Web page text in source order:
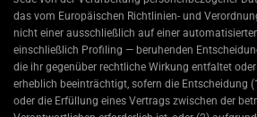
das vom Europäischen Richtlinien- und
nicht einer ausschließlich auf einer
einschließlich Profiling — beruhenden
die ihr gegenüber rechtliche Wirkung entfaltet
erheblich beeinträchtigt, sofern die Entscheidung
oder die Erfüllung eines Vertrags zwischen der